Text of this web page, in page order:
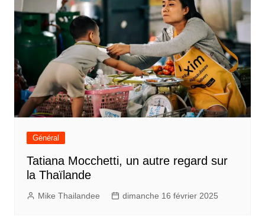
Général
Tatiana Mocchetti, un autre regard sur
la Thaïlande
Mike Thailandee dimanche 16 février 2025